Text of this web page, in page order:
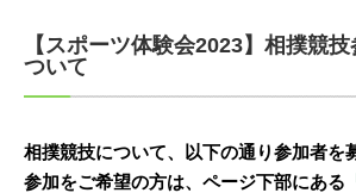
【スポーツ体験会2023】相撲競
ついて
相撲競技について、以下の通り参加者を
参加をご希望の方は、ページ下部にある